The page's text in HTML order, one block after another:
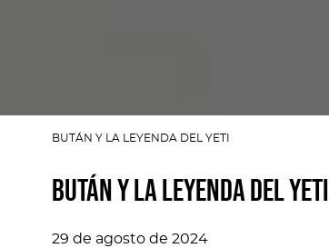
BUTÁN Y LA LEYENDA DEL YETI
BUTÁN Y LA LEYENDA DEL YETI
29 de agosto de 2024